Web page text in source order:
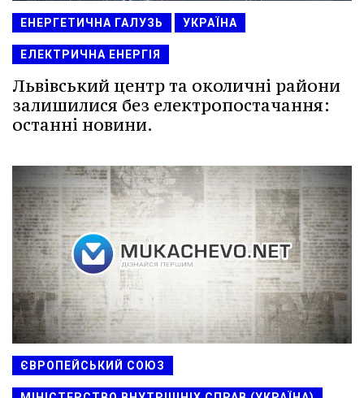
ЕНЕРГЕТИЧНА ГАЛУЗЬ УКРАЇНА
ЕЛЕКТРИЧНА ЕНЕРГІЯ
Львівський центр та околичні райони
залишилися без електропостачання:
останні новини.
ЄВРОПЕЙСЬКИЙ СОЮЗ